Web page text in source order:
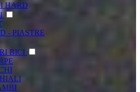
HARD
- PIASTRE
BICI